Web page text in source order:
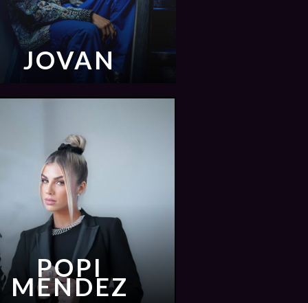
JOVAN
POPI
MENDEZ